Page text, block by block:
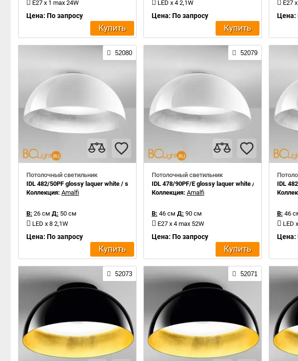
E27 x 1 max 24W
Цена: По запросу
Купить
LED x 4 2,1W
Цена: По запросу
Купить
E27
Цена:
52080
Потолочный светильник
IDL 482/50PF glossy laquer white / silver leaf inside
Коллекция: Amalfi
В: 26 см Д: 50 см
LED x 8 2,1W
Цена: По запросу
Купить
52079
Потолочный светильник
IDL 478/90PF/E glossy laquer white / silver leaf
Коллекция: Amalfi
В: 46 см Д: 90 см
E27 x 4 max 52W
Цена: По запросу
Купить
IDL
В: 46
LED
Цена:
52073 52071